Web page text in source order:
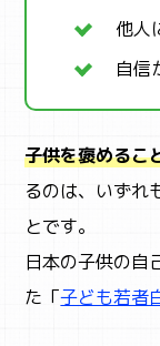
他人
自信
子供を褒めるこ
るのは、いずれ
とです。
日本の子供の自
た「子ども若者